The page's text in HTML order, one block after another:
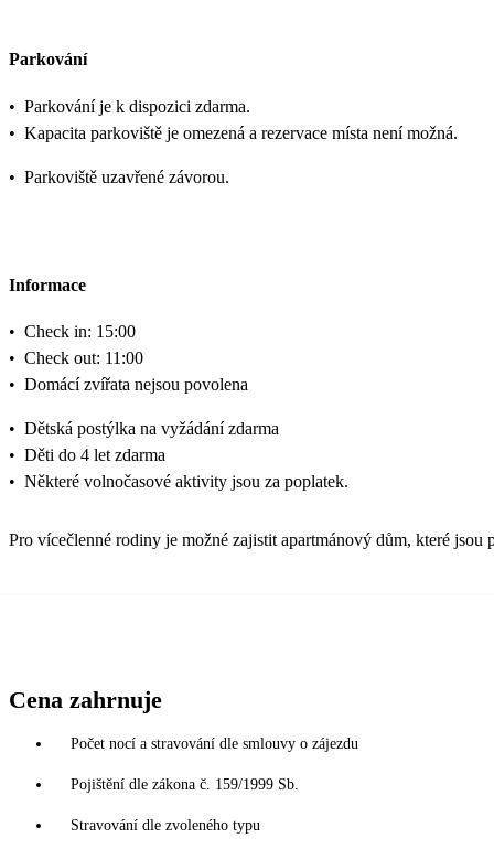
Parkování
• Parkování je k dispozici zdarma.
• Kapacita parkoviště je omezená a rezervace místa není možná.
• Parkoviště uzavřené závorou.
Informace
• Check in: 15:00
• Check out: 11:00
• Domácí zvířata nejsou povolena
• Dětská postýlka na vyžádání zdarma
• Děti do 4 let zdarma
• Některé volnočasové aktivity jsou za poplatek.
Pro vícečlenné rodiny je možné zajistit apartmánový dům, které jsou
Cena zahrnuje
Počet nocí a stravování dle smlouvy o zájezdu
Pojištění dle zákona č. 159/1999 Sb.
Stravování dle zvoleného typu